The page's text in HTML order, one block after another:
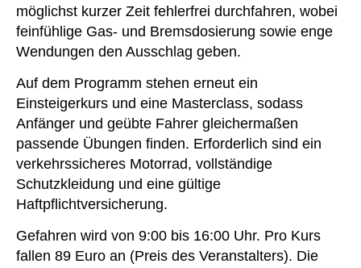
möglichst kurzer Zeit fehlerfrei durchfahren, wobei
feinfühlige Gas- und Bremsdosierung sowie enge
Wendungen den Ausschlag geben.
Auf dem Programm stehen erneut ein
Einsteigerkurs und eine Masterclass, sodass
Anfänger und geübte Fahrer gleichermaßen
passende Übungen finden. Erforderlich sind ein
verkehrssicheres Motorrad, vollständige
Schutzkleidung und eine gültige
Haftpflichtversicherung.
Gefahren wird von 9:00 bis 16:00 Uhr. Pro Kurs
fallen 89 Euro an (Preis des Veranstalters). Die